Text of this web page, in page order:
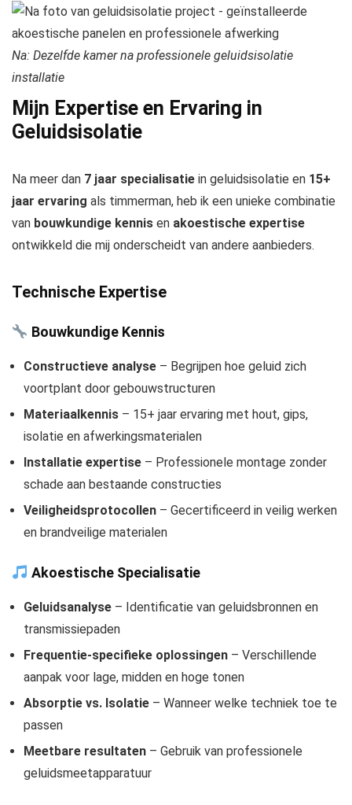
Na: Dezelfde kamer na professionele geluidsisolatie
installatie
Mijn Expertise en Ervaring in
Geluidsisolatie
Na meer dan 7 jaar specialisatie in geluidsisolatie en 15+
jaar ervaring als timmerman, heb ik een unieke combinatie
van bouwkundige kennis en akoestische expertise
ontwikkeld die mij onderscheidt van andere aanbieders.
Technische Expertise
Bouwkundige Kennis
Constructieve analyse – Begrijpen hoe geluid zich
voortplant door gebouwstructuren
Materiaalkennis – 15+ jaar ervaring met hout, gips,
isolatie en afwerkingsmaterialen
Installatie expertise – Professionele montage zonder
schade aan bestaande constructies
Veiligheidsprotocollen – Gecertificeerd in veilig werken
en brandveilige materialen
Akoestische Specialisatie
Geluidsanalyse – Identificatie van geluidsbronnen en
transmissiepaden
Frequentie-specifieke oplossingen – Verschillende
aanpak voor lage, midden en hoge tonen
Absorptie vs. Isolatie – Wanneer welke techniek toe te
passen
Meetbare resultaten – Gebruik van professionele
geluidsmeetapparatuur